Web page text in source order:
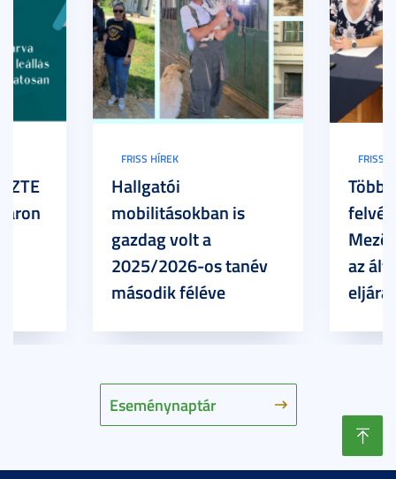
Eseménynaptár
FRISS HÍREK
Hallgatói
mobilitásokban is
gazdag volt a
2025/2026-os tanév
második féléve
FRISS
Több
az